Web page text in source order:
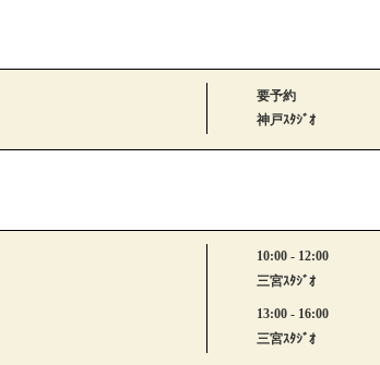
要予約
神戸ｽﾀｼﾞｵ
10:00 - 12:00
三宮ｽﾀｼﾞｵ
13:00 - 16:00
三宮ｽﾀｼﾞｵ